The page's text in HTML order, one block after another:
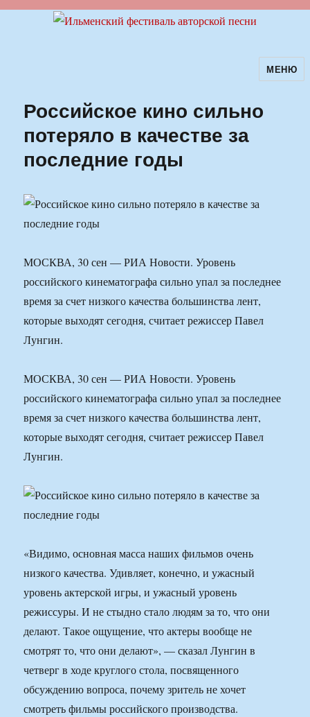
Ильменский фестиваль авторскойМЕНЮ
Российское кино сильно
потеряло в качестве за
последние годы
МОСКВА, 30 сен — РИА Новости. Уровень
российского кинематографа сильно упал за последнее
время за счет низкого качества большинства лент,
которые выходят сегодня, считает режиссер Павел
Лунгин.
МОСКВА, 30 сен — РИА Новости. Уровень
российского кинематографа сильно упал за последнее
время за счет низкого качества большинства лент,
которые выходят сегодня, считает режиссер Павел
Лунгин.
«Видимо, основная масса наших фильмов очень
низкого качества. Удивляет, конечно, и ужасный
уровень актерской игры, и ужасный уровень
режиссуры. И не стыдно стало людям за то, что они
делают. Такое ощущение, что актеры вообще не
смотрят то, что они делают», — сказал Лунгин в
четверг в ходе круглого стола, посвященного
обсуждению вопроса, почему зритель не хочет
смотреть фильмы российского производства.